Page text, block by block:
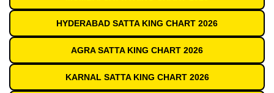
HYDERABAD SATTA KING CHART 2026
AGRA SATTA KING CHART 2026
KARNAL SATTA KING CHART 2026